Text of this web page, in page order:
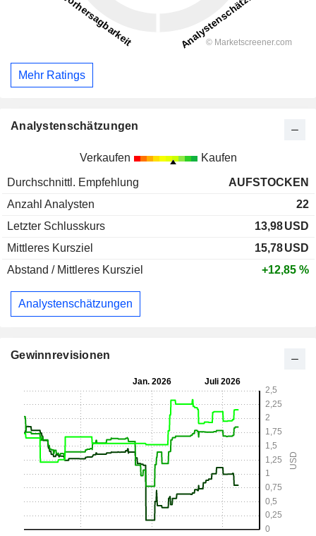
Mehr Ratings
Analystenschätzungen
Verkaufen Kaufen
Durchschnittl. Empfehlung
AUFSTOCKEN
Anzahl Analysten
22
Letzter Schlusskurs
13,98USD
Mittleres Kursziel
15,78USD
Abstand / Mittleres Kursziel
+12,85 %
Analystenschätzungen
Gewinnrevisionen